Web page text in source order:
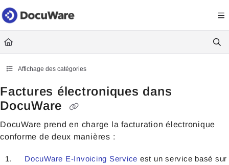
Documentation Index
Fetch the complete documentation index at: https://
Use this file to discover all available pages before exploring further.
Affichage des catégories
Factures électroniques dans
DocuWare
DocuWare prend en charge la facturation électronique
conforme de deux manières :
DocuWare E-Invoicing Service est un service basé sur